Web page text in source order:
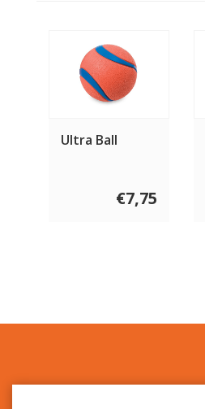
Ultra Ball
€7,75